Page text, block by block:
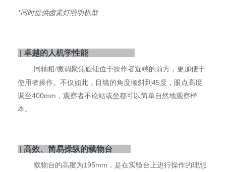
*同时提供卤素灯照明机型
| 卓越的人机学性能
同轴粗/微调聚焦旋钮位于操作者近端的前方，更加便于
使用者操作。不仅如此，目镜的角度倾斜到45度，眼点高度
调至400mm，观察者不论站或坐都可以简单自然地观察样
本。
| 高效、简易操纵的载物台
载物台的高度为195mm，是在实验台上进行操作的理想